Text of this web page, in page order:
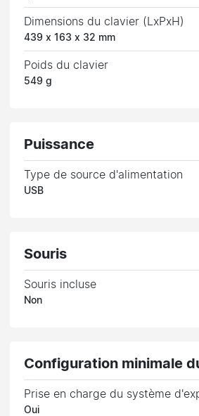
Dimensions du clavier (LxPxH)
439 x 163 x 32 mm
Poids du clavier
549 g
Puissance
Type de source d'alimentation
USB
Souris
Souris incluse
Non
Configuration minimale
Prise en charge du système
Oui